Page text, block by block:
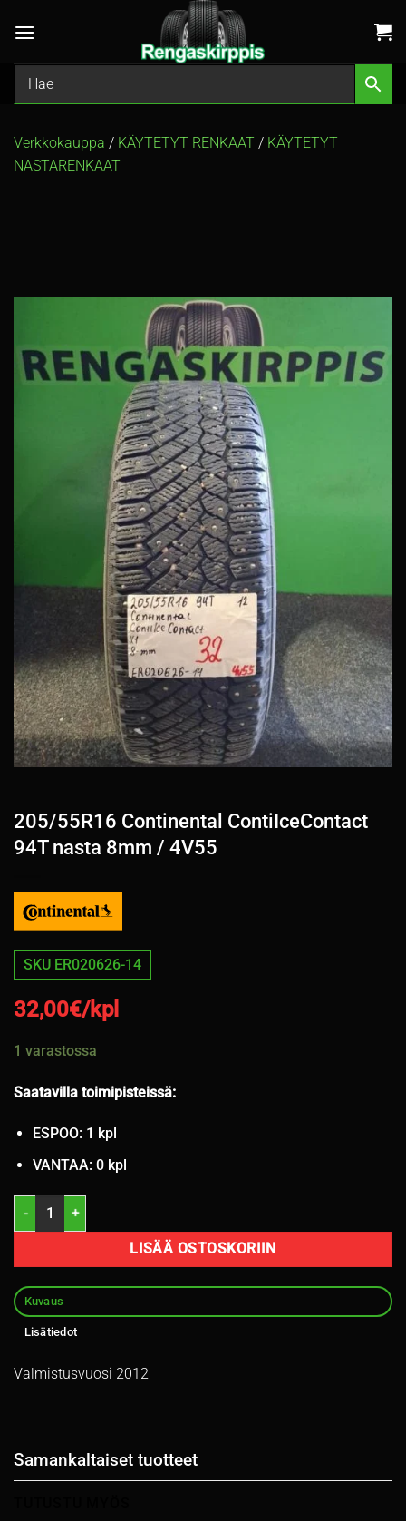
Verkkokauppa / KÄYTETYT RENKAAT / KÄYTETYT
NASTARENKAAT
205/55R16 Continental ContiIceContact
94T nasta 8mm / 4V55
SKU ER020626-14
32,00€/kpl
1 varastossa
Saatavilla toimipisteissä:
ESPOO: 1 kpl
VANTAA: 0 kpl
205/55R16 Continental ContiIceContact 94T nasta 8mm / 4V55
LISÄÄ OSTOSKORIIN
Kuvaus
Lisätiedot
Valmistusvuosi 2012
Samankaltaiset tuotteet